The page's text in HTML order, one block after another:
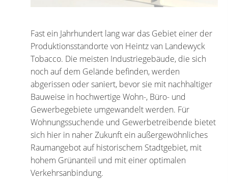
Fast ein Jahrhundert lang war das Gebiet einer der
Produktionsstandorte von Heintz van Landewyck
Tobacco. Die meisten Industriegebäude, die sich
noch auf dem Gelände befinden, werden
abgerissen oder saniert, bevor sie mit nachhaltiger
Bauweise in hochwertige Wohn-, Büro- und
Gewerbegebiete umgewandelt werden. Für
Wohnungssuchende und Gewerbetreibende bietet
sich hier in naher Zukunft ein außergewöhnliches
Raumangebot auf historischem Stadtgebiet, mit
hohem Grünanteil und mit einer optimalen
Verkehrsanbindung.